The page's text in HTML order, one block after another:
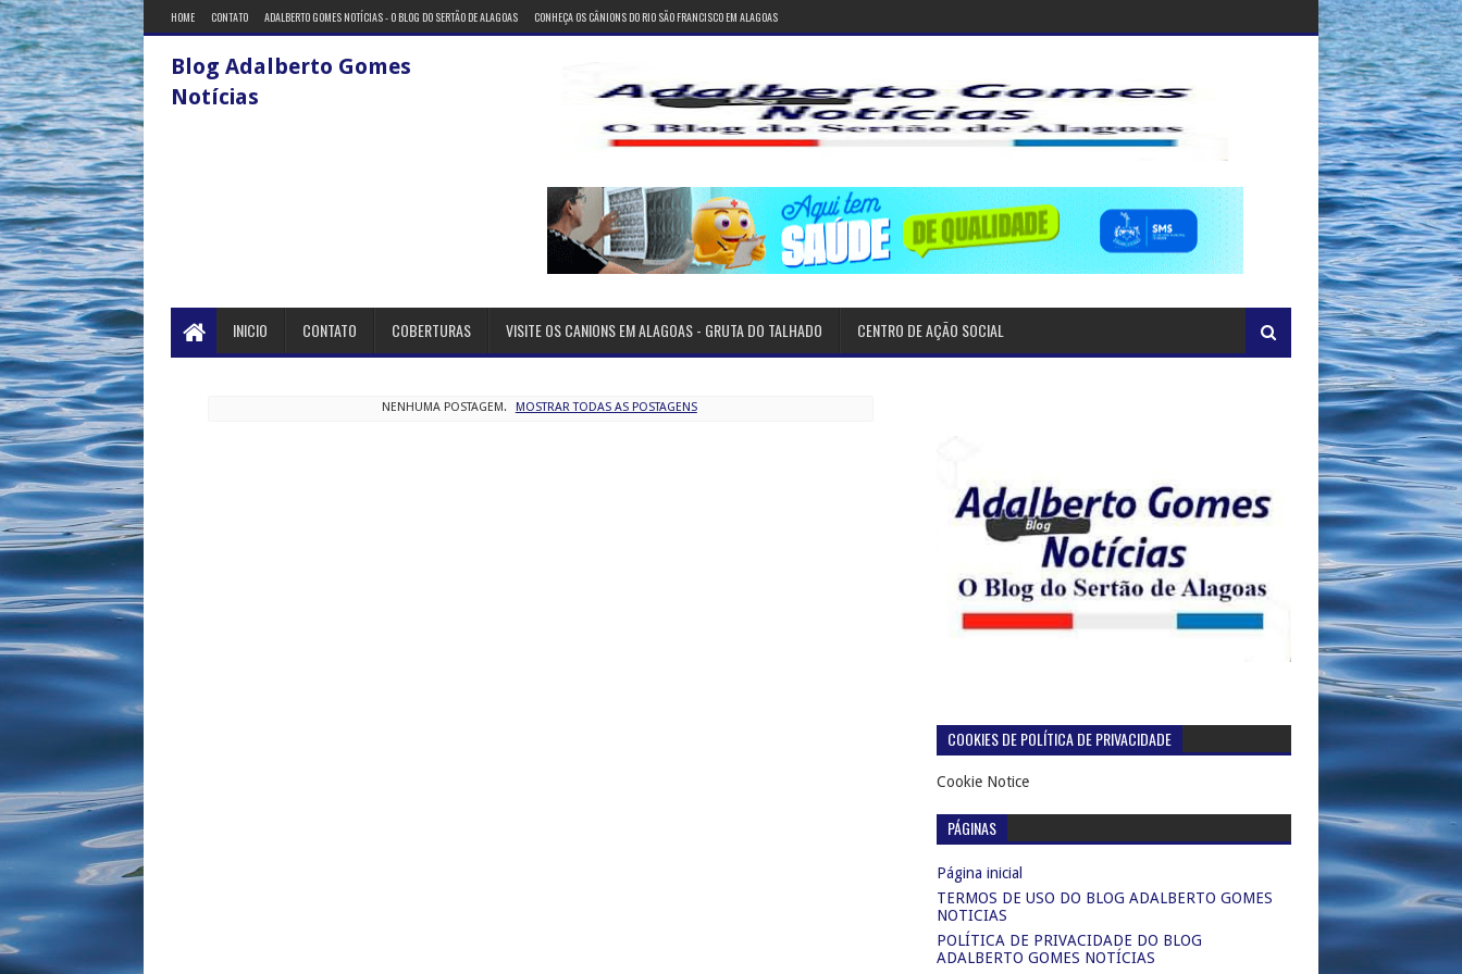
HOME CONTATO ADALBERTO GOMES NOTÍCIAS - O BLOG DO SERTÃO DE ALAGOAS CONHEÇA OS CÂNIONS DO RIO SÃO FRANCISCO EM ALAGOAS
Blog Adalberto Gomes
Notícias
INICIO CONTATO COBERTURAS VISITE OS CANIONS EM ALAGOAS - GRUTA DO TALHADO CENTRO DE AÇÃO SOCIAL
NENHUMA POSTAGEM. MOSTRAR TODAS AS POSTAGENS
COOKIES DE POLÍTICA DE PRIVACIDADE
Cookie Notice
PÁGINAS
Página inicial
TERMOS DE USO DO BLOG ADALBERTO GOMES
NOTICIAS
POLÍTICA DE PRIVACIDADE DO BLOG
ADALBERTO GOMES NOTÍCIAS